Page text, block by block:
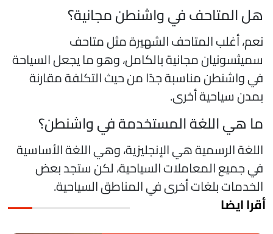
المتاحف في واشنطن مجانية؟
أغلب المتاحف الشهيرة مثل متاحف
مجانية بالكامل، وهو ما يجعل السياحة
واشنطن مناسبة جدًا من حيث التكلفة مقارنة
سياحية أخرى.
هي اللغة المستخدمة في واشنطن؟
الرسمية هي الإنجليزية، وهي اللغة الأساسية
جميع المعاملات السياحية، لكن ستجد بعض
بلغات أخرى في المناطق السياحية.
ايضا